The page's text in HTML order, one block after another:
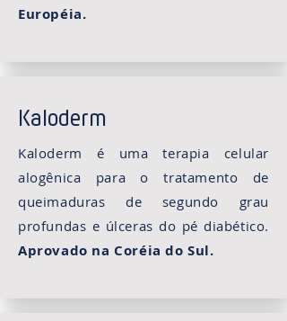
Européia.
Kaloderm
Kaloderm é uma terapia celular
alogênica para o tratamento de
queimaduras de segundo grau
profundas e úlceras do pé diabético.
Aprovado na Coréia do Sul.